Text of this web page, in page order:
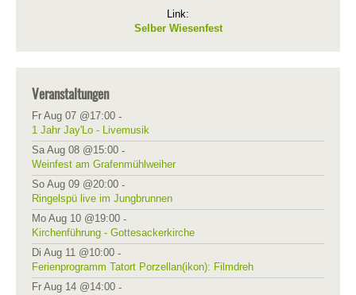
Link:
Selber Wiesenfest
Veranstaltungen
Fr Aug 07 @17:00 -
1 Jahr Jay'Lo - Livemusik
Sa Aug 08 @15:00 -
Weinfest am Grafenmühlweiher
So Aug 09 @20:00 -
Ringelspü live im Jungbrunnen
Mo Aug 10 @19:00 -
Kirchenführung - Gottesackerkirche
Di Aug 11 @10:00 -
Ferienprogramm Tatort Porzellan(ikon): Filmdreh
Fr Aug 14 @14:00 -